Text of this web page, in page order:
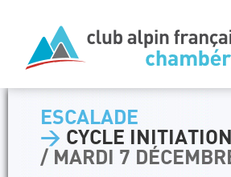
ESCALADE
> CYCLE
/ MARDI 7